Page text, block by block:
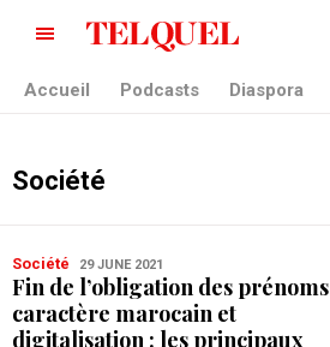
Accueil Podcasts Diaspora
Société
Société 29 JUNE 2021
Fin de l’obligation des
caractère marocain et
digitalisation : les principaux